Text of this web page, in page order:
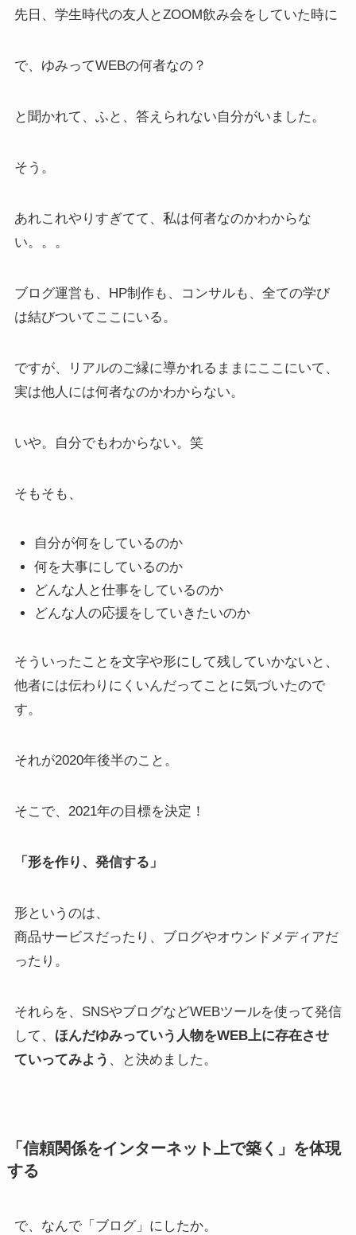
先日、学生時代の友人とZOOM飲み会をしていた時に
で、ゆみってWEBの何者なの？
と聞かれて、ふと、答えられない自分がいました。
そう。
あれこれやりすぎてて、私は何者なのかわからな
い。。。
ブログ運営も、HP制作も、コンサルも、全ての学び
は結びついてここにいる。
ですが、リアルのご縁に導かれるままにここにいて、
実は他人には何者なのかわからない。
いや。自分でもわからない。笑
そもそも、
自分が何をしているのか
何を大事にしているのか
どんな人と仕事をしているのか
どんな人の応援をしていきたいのか
そういったことを文字や形にして残していかないと、
他者には伝わりにくいんだってことに気づいたので
す。
それが2020年後半のこと。
そこで、2021年の目標を決定！
「形を作り、発信する」
形というのは、
商品サービスだったり、ブログやオウンドメディアだ
ったり。
それらを、SNSやブログなどWEBツールを使って発信
して、 ほんだゆみっていう人物をWEB上に存在させ
ていってみよう 、と決めました。
「信頼関係をインターネット上で築く」を体現
する
で、なんで「ブログ」にしたか。